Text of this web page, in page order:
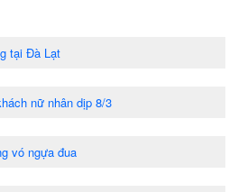
tại Đà Lạt
nữ nhân dịp 8/3
vó ngựa đua